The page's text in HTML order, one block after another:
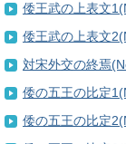
倭王武の上表文
倭王武の上表文
対宋外交の終焉
倭の五王の比定
倭の五王の比定